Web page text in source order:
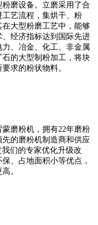
磨设备。立磨采用了合
艺流程，集烘干、粉
大型粉磨工艺中，能够
经济指标达到国际先进
、冶金、化工、非金属
的大型制粉加工，将块
求的粉状物料。
磨粉机，拥有22年磨粉
的磨粉机制造商和供应
们的专家优化升级改
、占地面积小等优点，
。